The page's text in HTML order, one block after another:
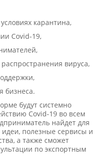
карантина,
Covid-19,
вируса,
бизнеса.
будут системно
Covid-19 во всем
найдет для
полезные сервисы и
а также сможет
по экспортным